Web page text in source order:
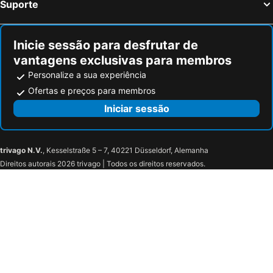
Suporte
Inicie sessão para desfrutar de
vantagens exclusivas para membros
Personalize a sua experiência
Ofertas e preços para membros
Iniciar sessão
trivago N.V., Kesselstraße 5 – 7, 40221 Düsseldorf, Alemanha
Direitos autorais 2026 trivago | Todos os direitos reservados.